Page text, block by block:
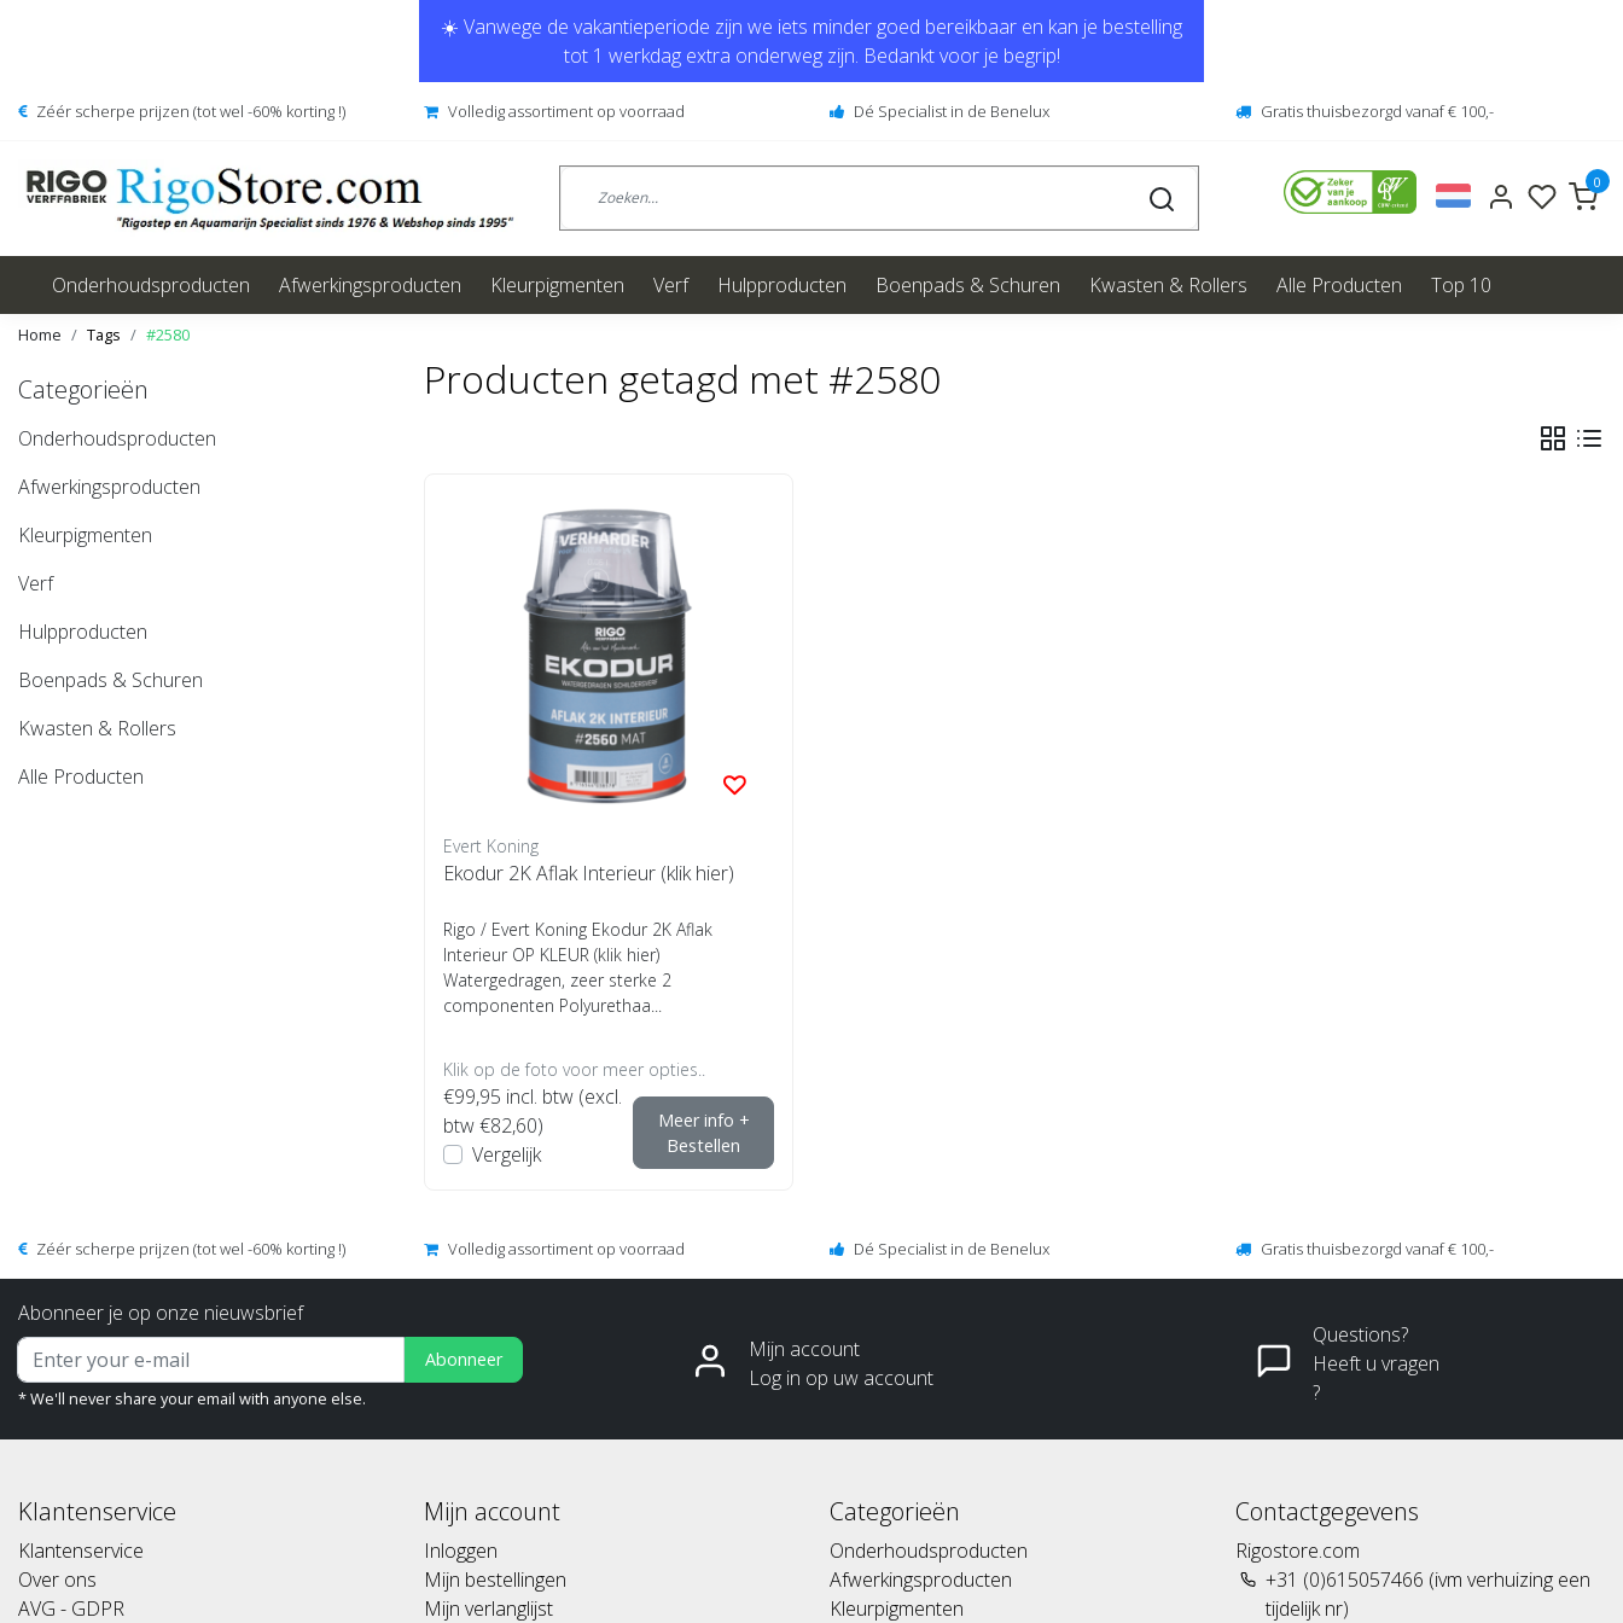
☀️ Vanwege de vakantieperiode zijn we iets minder goed bereikbaar en kan je bestelling
tot 1 werkdag extra onderweg zijn. Bedankt voor je begrip!
Zéér scherpe prijzen (tot wel -60% korting !) Volledig assortiment op voorraad Dé Specialist in de Benelux Gratis thuisbezorgd vanaf € 100,-
0
Onderhoudsproducten Afwerkingsproducten Kleurpigmenten Verf Hulpproducten Boenpads & Schuren Kwasten & Rollers Alle Producten Top 10
Home Tags #2580
Categorieën
Onderhoudsproducten
Afwerkingsproducten
Kleurpigmenten
Verf
Hulpproducten
Boenpads & Schuren
Kwasten & Rollers
Alle Producten
Producten getagd met #2580
Evert Koning
Ekodur 2K Aflak Interieur (klik hier)
Rigo / Evert Koning Ekodur 2K Aflak
Interieur OP KLEUR (klik hier)
Watergedragen, zeer sterke 2
componenten Polyurethaa...
Klik op de foto voor meer opties..
€99,95 incl. btw (excl.
btw €82,60)
Vergelijk
Meer info +
Bestellen
Zéér scherpe prijzen (tot wel -60% korting !) Volledig assortiment op voorraad Dé Specialist in de Benelux Gratis thuisbezorgd vanaf € 100,-
Abonneer je op onze nieuwsbrief
Abonneer
* We'll never share your email with anyone else.
Mijn account
Log in op uw account
Questions?
Heeft u vragen
?
Klantenservice
Klantenservice
Over ons
AVG - GDPR
Mijn account
Inloggen
Mijn bestellingen
Mijn verlanglijst
Categorieën
Onderhoudsproducten
Afwerkingsproducten
Kleurpigmenten
Contactgegevens
Rigostore.com
+31 (0)615057466 (ivm verhuizing een
tijdelijk nr)